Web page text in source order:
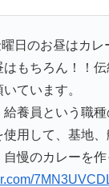
日のお昼はカレ
もちろん！！
ています。
養員という職種
用して、基地
慢のカレーを作